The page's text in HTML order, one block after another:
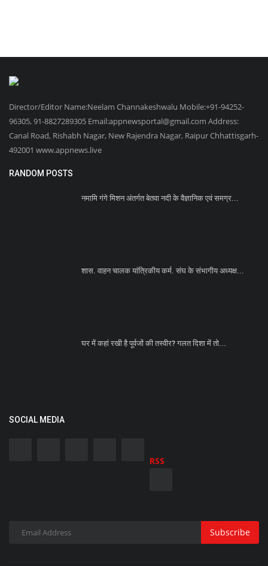
Director/Editor Name:Neelam Channakeshwalu Mobile:+91-94252-
96305, 91-8827289305 Email:appnewsportal@gmail.com Address:
Canal Road, Rishabh Nagar, New Rajendra Nagar, Raipur Chhattisgarh-
492001 www.appnews.live
RANDOM POSTS
नमामि गंगे मिशन अंतर्गत बेतवा नदी के वैज्ञानिक एवं समग्र...
शास. वाहन चालक यांत्रिकीय कर्म. संघ के संभागीय अध्यक्ष...
घर में कहां रखी है पूर्वजों की तस्वीर? गलत दिशा में तो...
SOCIAL MEDIA
RSS
Subscribe